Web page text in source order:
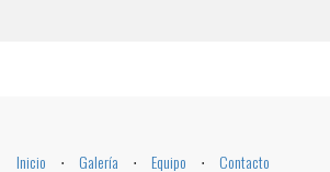
Inicio ⋅ Galería ⋅ Equipo ⋅ Contacto